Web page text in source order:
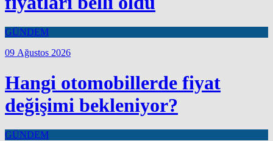
GÜNDEM
09 Ağustos 2026
Hangi otomobillerde fiyat
değişimi bekleniyor?
GÜNDEM